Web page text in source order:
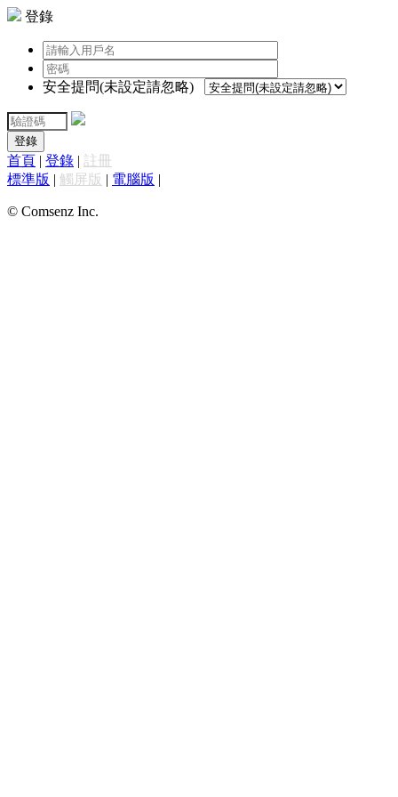
登錄
安全提問(未設定請忽略)
登錄
首頁 | 登錄 | 註冊
標準版 | 觸屏版 | 電腦版 |
© Comsenz Inc.